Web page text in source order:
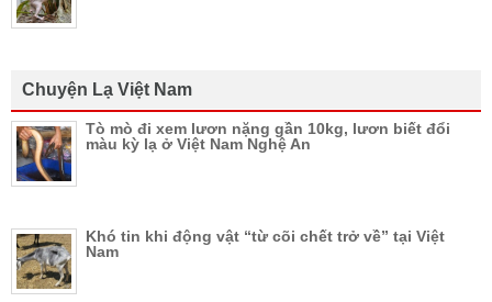
Chuyện Lạ Việt Nam
Tò mò đi xem lươn nặng gần 10kg, lươn biết đổi
màu kỳ lạ ở Việt Nam Nghệ An
Khó tin khi động vật “từ cõi chết trở về” tại Việt
Nam